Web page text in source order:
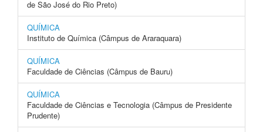
de São José do Rio Preto)
QUÍMICA
Instituto de Química (Câmpus de Araraquara)
QUÍMICA
Faculdade de Ciências (Câmpus de Bauru)
QUÍMICA
Faculdade de Ciências e Tecnologia (Câmpus de Presidente
Prudente)